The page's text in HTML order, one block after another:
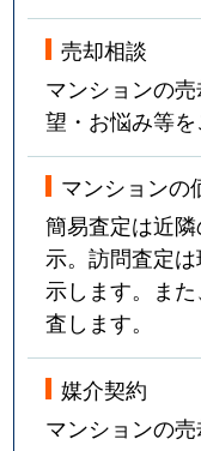
売却相談
マンションの
望・お悩み等を
マンションの
簡易査定は近
示。訪問査定
示します。ま
査します。
媒介契約
マンションの